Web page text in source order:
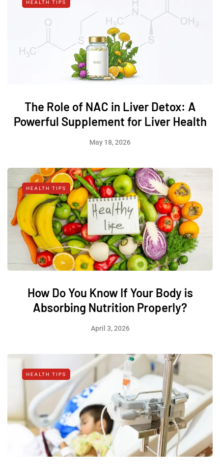
HEALTH TIPS
The Role of NAC in Liver Detox: A
Powerful Supplement for Liver Health
May 18, 2026
HEALTH TIPS
How Do You Know If Your Body is
Absorbing Nutrition Properly?
April 3, 2026
HEALTH TIPS